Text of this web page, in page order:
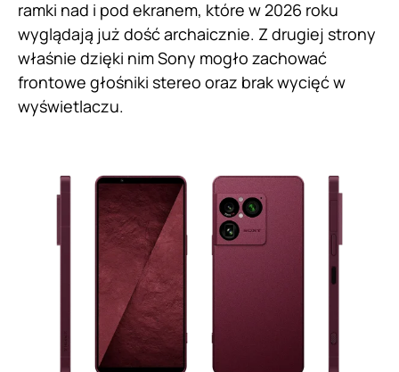
ramki nad i pod ekranem, które w 2026 roku
wyglądają już dość archaicznie. Z drugiej strony
właśnie dzięki nim Sony mogło zachować
frontowe głośniki stereo oraz brak wycięć w
wyświetlaczu.